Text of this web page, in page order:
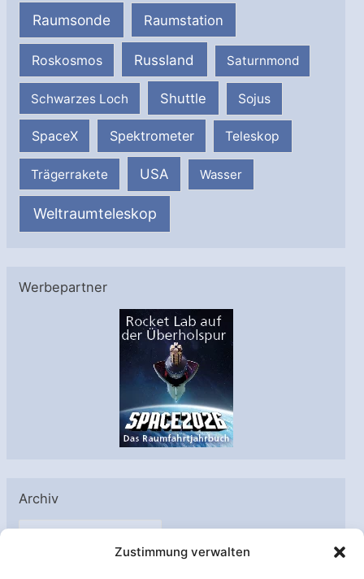
Zustimmung verwalten
Raumsonde Raumstation
Roskosmos Russland Saturnmond
Schwarzes Loch Shuttle Sojus
SpaceX Spektrometer Teleskop
Trägerrakete USA Wasser
Weltraumteleskop
Werbepartner
Archiv
A